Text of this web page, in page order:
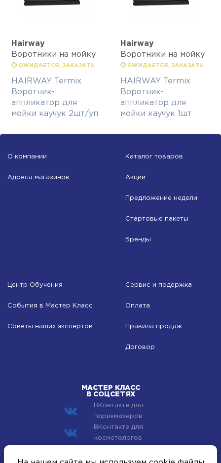
Hairway
Воротники на мойку
⏱ ОЖИДАЕТСЯ, ЗАКАЗАТЬ
HAIRWAY Termix
Воротник-
аппликатор для
мойки каучук 2шт/уп
Hairway
Воротники на мойку
⏱ ОЖИДАЕТСЯ, ЗАКАЗАТЬ
HAIRWAY Termix
Воротник-
аппликатор для
мойки каучук 1шт
О компании
Адреса магазинов
Каталог товаров
Акции
Предложение недели
Стартовые пакеты
Бренды
Центр Обучения
События в Мастер Класс
Советы наших экспертов
Сервис и подержка
Оплата
Правила продаж
Договор
МАСТЕР КЛАСС
В СОЦСЕТЯХ
ВКонтакте для
парикмахеров
ВКонтакте для
косметологов
© 2002–2026 Компания Мастер Класс - профессиональная